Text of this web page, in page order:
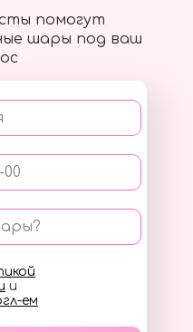
помогут
шары под ваш
и
ем